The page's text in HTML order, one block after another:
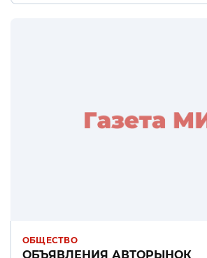
ОБЩЕСТВО
ОБЪЯВЛЕНИЯ АВТОРЫНОК